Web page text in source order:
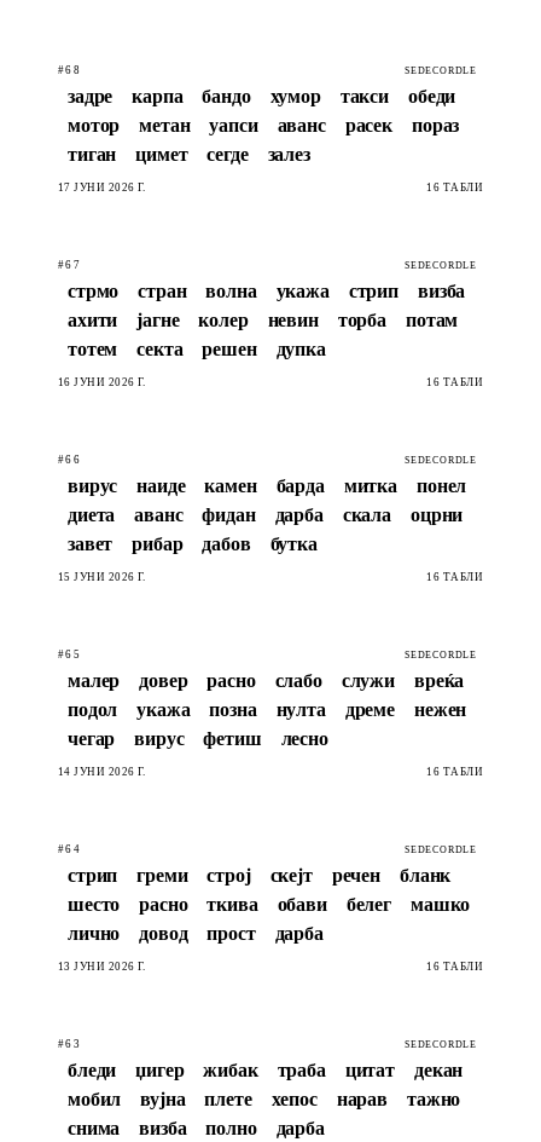
#68 SEDECORDLE
задре карпа бандо хумор такси
обеди
мотор
метан уапси аванс расек
пораз
тиган
цимет сегде залез
17 ЈУНИ 2026 Г. 16 ТАБЛИ
#67 SEDECORDLE
стрмо стран волна укажа стрип
визба
ахити
јагне колер невин торба
потам
тотем
секта решен дупка
16 ЈУНИ 2026 Г. 16 ТАБЛИ
#66 SEDECORDLE
вирус наиде камен барда митка
понел
диета
аванс фидан дарба скала
оцрни
завет
рибар дабов бутка
15 ЈУНИ 2026 Г. 16 ТАБЛИ
#65 SEDECORDLE
малер довер расно слабо служи
вреќа
подол
укажа позна нулта дреме
нежен
чегар
вирус фетиш лесно
14 ЈУНИ 2026 Г. 16 ТАБЛИ
#64 SEDECORDLE
стрип греми строј скејт речен
бланк
шесто
расно ткива обави белег
машко
лично
довод прост дарба
13 ЈУНИ 2026 Г. 16 ТАБЛИ
#63 SEDECORDLE
бледи џигер жибак траба цитат
декан
мобил
вујна плете хепос нарав
тажно
снима
визба полно дарба